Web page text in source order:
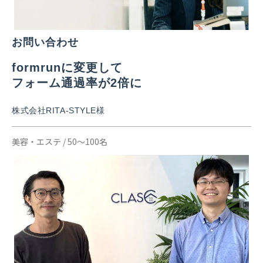
お問い合わせ
formrunに変更して
フォーム通過率が2倍に
株式会社RITA-STYLE様
美容・エステ / 50〜100名